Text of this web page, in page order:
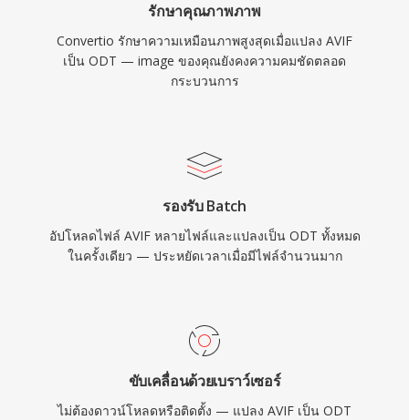
รักษาคุณภาพภาพ
Convertio รักษาความเหมือนภาพสูงสุดเมื่อแปลง AVIF
เป็น ODT — image ของคุณยังคงความคมชัดตลอด
กระบวนการ
รองรับ Batch
อัปโหลดไฟล์ AVIF หลายไฟล์และแปลงเป็น ODT ทั้งหมด
ในครั้งเดียว — ประหยัดเวลาเมื่อมีไฟล์จำนวนมาก
ขับเคลื่อนด้วยเบราว์เซอร์
ไม่ต้องดาวน์โหลดหรือติดตั้ง — แปลง AVIF เป็น ODT